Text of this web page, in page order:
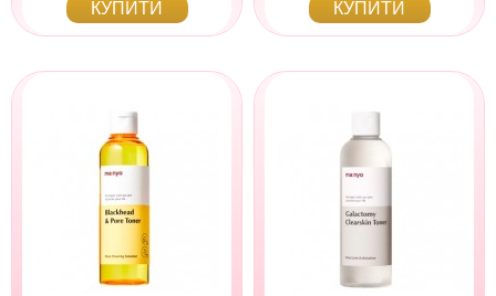
КУПИТИ
КУПИТИ